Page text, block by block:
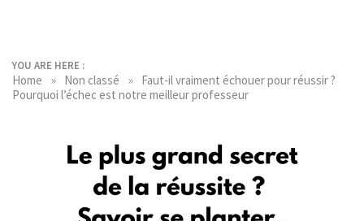
YOU ARE HERE :
Home » Non classé » Faut-il vraiment échouer pour réussir ?
Pourquoi l’échec est notre meilleur professeur